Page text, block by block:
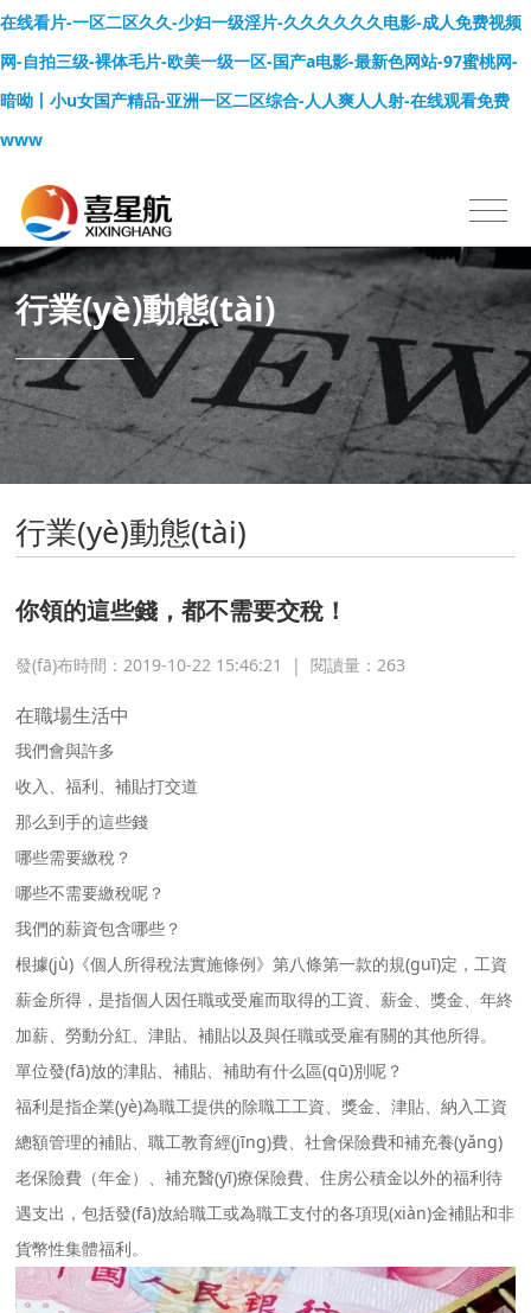
在线看片-一区二区久久-少妇一级淫片-久久久久久久电影-成人免费视频
网-自拍三级-裸体毛片-欧美一级一区-国产a电影-最新色网站-97蜜桃网-
暗呦丨小u女国产精品-亚洲一区二区综合-人人爽人人射-在线观看免费
www
行業(yè)動態(tài)
行業(yè)動態(tài)
你領的這些錢，都不需要交稅！
發(fā)布時間：2019-10-22 15:46:21 |閱讀量：263
在職場生活中
我們會與許多
收入、福利、補貼打交道
那么到手的這些錢
哪些需要繳稅？
哪些不需要繳稅呢？
我們的薪資包含哪些？
根據(jù)《個人所得稅法實施條例》第八條第一款的規(guī)定，工資
薪金所得，是指個人因任職或受雇而取得的工資、薪金、獎金、年終
加薪、勞動分紅、津貼、補貼以及與任職或受雇有關的其他所得。
單位發(fā)放的津貼、補貼、補助有什么區(qū)別呢？
福利是指企業(yè)為職工提供的除職工工資、獎金、津貼、納入工資
總額管理的補貼、職工教育經(jīng)費、社會保險費和補充養(yǎng)
老保險費（年金）、補充醫(yī)療保險費、住房公積金以外的福利待
遇支出，包括發(fā)放給職工或為職工支付的各項現(xiàn)金補貼和非
貨幣性集體福利。